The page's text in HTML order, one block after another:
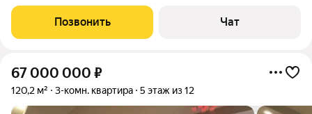
спален выходят в тихий и зеленый двор. Стеклопакеты
качественные, были привезены
Позвонить Чат
67 000 000 ₽
120,2 м² 3-комн. квартира 5 этаж из 12